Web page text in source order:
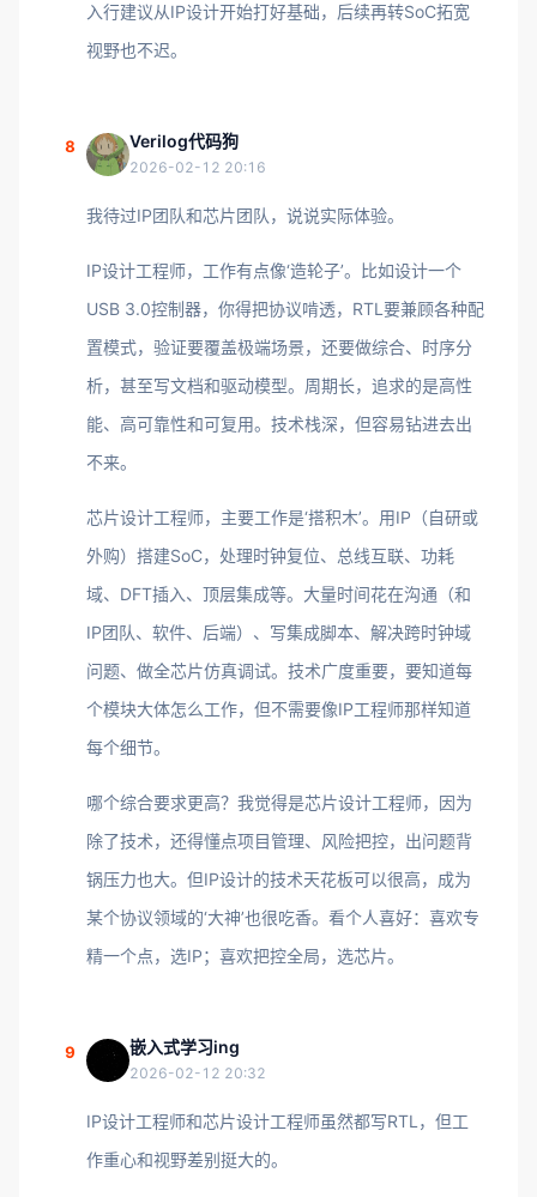
入行建议从IP设计开始打好基础，后续再转SoC拓宽
视野也不迟。
8 Verilog代码狗
2026-02-12 20:16
我待过IP团队和芯片团队，说说实际体验。
IP设计工程师，工作有点像‘造轮子’。比如设计一个
USB 3.0控制器，你得把协议啃透，RTL要兼顾各种配
置模式，验证要覆盖极端场景，还要做综合、时序分
析，甚至写文档和驱动模型。周期长，追求的是高性
能、高可靠性和可复用。技术栈深，但容易钻进去出
不来。
芯片设计工程师，主要工作是‘搭积木’。用IP（自研或
外购）搭建SoC，处理时钟复位、总线互联、功耗
域、DFT插入、顶层集成等。大量时间花在沟通（和
IP团队、软件、后端）、写集成脚本、解决跨时钟域
问题、做全芯片仿真调试。技术广度重要，要知道每
个模块大体怎么工作，但不需要像IP工程师那样知道
每个细节。
哪个综合要求更高？我觉得是芯片设计工程师，因为
除了技术，还得懂点项目管理、风险把控，出问题背
锅压力也大。但IP设计的技术天花板可以很高，成为
某个协议领域的‘大神’也很吃香。看个人喜好：喜欢专
精一个点，选IP；喜欢把控全局，选芯片。
9 嵌入式学习ing
2026-02-12 20:32
IP设计工程师和芯片设计工程师虽然都写RTL，但工
作重心和视野差别挺大的。